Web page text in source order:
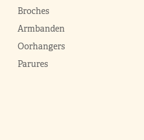
Broches
Armbanden
Oorhangers
Parures